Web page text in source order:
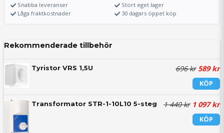
Snabba leveranser
Låga fraktkostnader
Stort eget lager
30 dagars öppet köp
Rekommenderade tillbehör
Tyristor VRS 1,5U 696 kr589 kr
KÖP
Transformator STR-1-10L10 5-steg 1 440 kr1 097 kr
KÖP